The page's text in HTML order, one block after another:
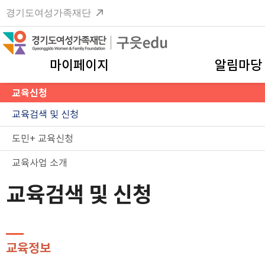
경기도여성가족재단
마이페이지 알림마당
교육신청
교육검색 및 신청
도민+ 교육신청
교육사업 소개
교육검색 및 신청
교육정보